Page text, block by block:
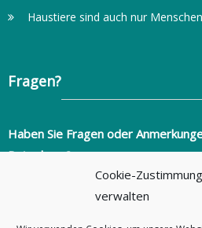
Cookie-Zustimmung
verwalten
Haustiere sind auch nur Menschen
Fragen?
Haben Sie Fragen oder
Ratgebern?
info@ratgeber-fuer-